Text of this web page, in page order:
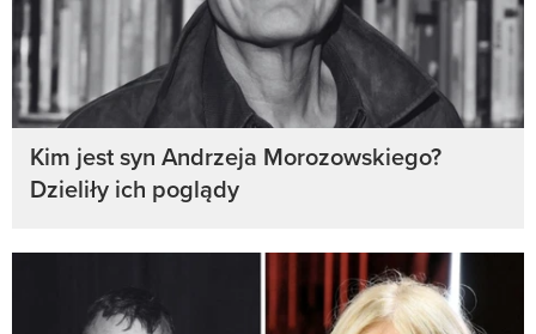
Kim jest syn Andrzeja Morozowskiego?
Dzieliły ich poglądy